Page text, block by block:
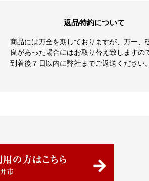
返品特約について
商品には万全を期しておりますが、万一、
良があった場合にはお取り替え致しますの
到着後７日以内に弊社までご返送ください。